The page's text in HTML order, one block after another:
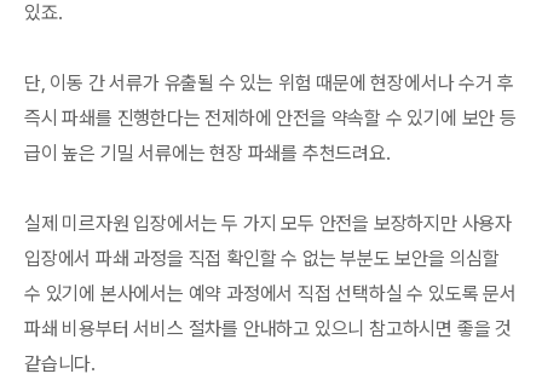
있죠.
단, 이동 간 서류가 유출될 수 있는 위험 때문에 현장에서나 수거 후
즉시 파쇄를 진행한다는 전제하에 안전을 약속할 수 있기에 보안 등
급이 높은 기밀 서류에는 현장 파쇄를 추천드려요.
실제 미르자원 입장에서는 두 가지 모두 안전을 보장하지만 사용자
입장에서 파쇄 과정을 직접 확인할 수 없는 부분도 보안을 의심할
수 있기에 본사에서는 예약 과정에서 직접 선택하실 수 있도록 문서
파쇄 비용부터 서비스 절차를 안내하고 있으니 참고하시면 좋을 것
같습니다.